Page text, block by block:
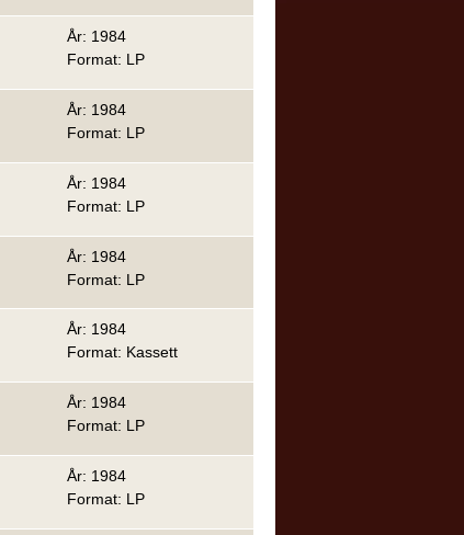
År: 1984
Format: LP
År: 1984
Format: LP
År: 1984
Format: LP
År: 1984
Format: LP
År: 1984
Format: Kassett
År: 1984
Format: LP
År: 1984
Format: LP